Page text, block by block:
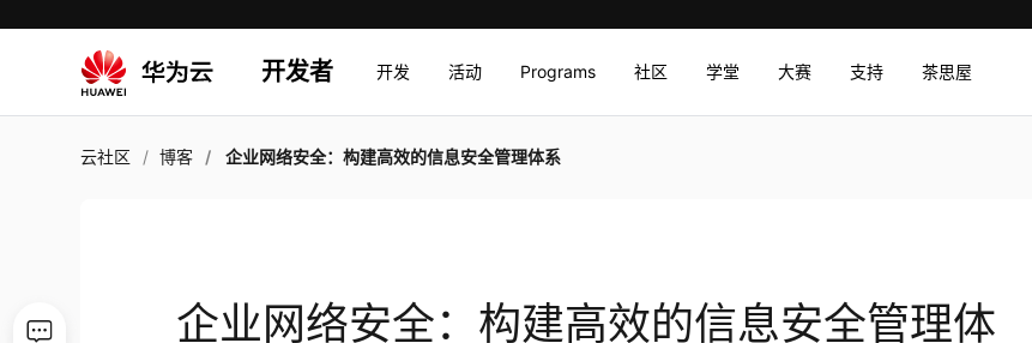
开发者 开发 活动 Programs 社区 学堂 大赛 支持 茶思屋
云社区 博客 企业网络安全：构建高效的信息安全管理体系
企业网络安全：构建高效的信息安全管理体